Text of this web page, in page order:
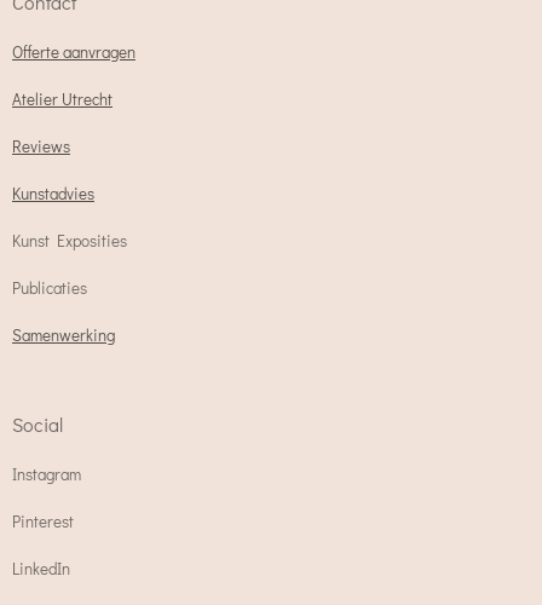
Offerte aanvragen
Atelier Utrecht
Reviews
Kunstadvies
Kunst Exposities
Publicaties
Samenwerking
Social
Instagram
Pinterest
LinkedIn